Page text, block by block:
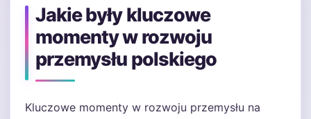
Jakie były kluczowe
momenty w rozwoju
przemysłu polskiego
Kluczowe momenty w rozwoju przemysłu na